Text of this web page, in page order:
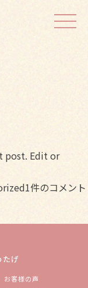
post. Edit or
Hello
1件のコメント
げ
お客様の声